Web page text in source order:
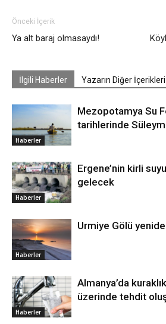
Önceki İçerik
Ya alt baraj olmasaydı!
İlgili Haberler Yazarın Diğer İçerikleri
Haberler
Mezopotamya Su
tarihlerinde
Haberler
Ergene’nin kirli
gelecek
Haberler
Urmiye Gölü
Haberler
Almanya’da
üzerinde tehdit